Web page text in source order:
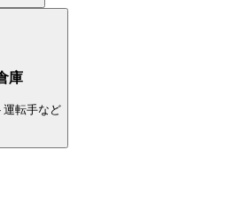
庫
運転手など